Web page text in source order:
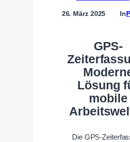
26. März 2025 In
GPS-
Lösung
mobile
Die GPS-